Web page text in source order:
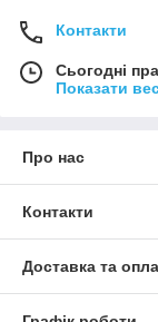
Контакти
Сьогодні
Показати
Про нас
Контакти
Доставка та